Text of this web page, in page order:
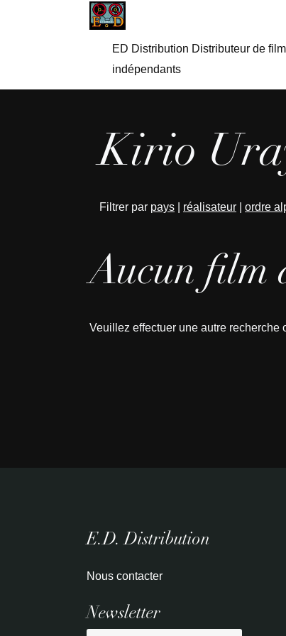
ED Distribution Distributeur de
indépendants
Kirio
Filtrer par pays réalisateur ordre
Aucun film
Veuillez effectuer une autre recherche
E.D. Distribution
Nous contacter
Newsletter